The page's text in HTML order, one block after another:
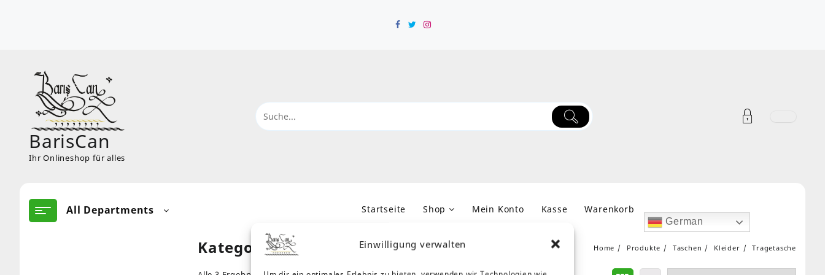
Einwilligung verwalten
BarisCan
Ihr Onlineshop für alles
All Departments Startseite Shop Mein Konto Kasse Warenkorb
German
Kategorie:Tragetasche Home Produkte Taschen Kleider Tragetasche